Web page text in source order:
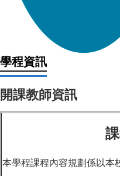
學程資訊
開課教師資訊
本學程課程內容規劃係以本